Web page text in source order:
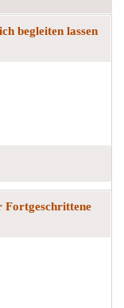
begleiten lassen
Fortgeschrittene